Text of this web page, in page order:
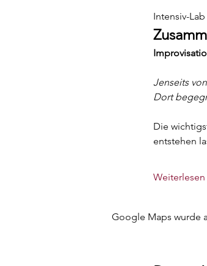
Intensiv-
Jenseits
Dort
Die
entstehen
Google Maps wurde